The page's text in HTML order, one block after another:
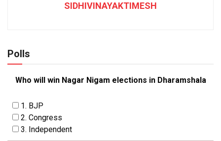
SIDHIVINAYAKTIMESH
Polls
Who will win Nagar Nigam elections in Dharamshala
1. BJP
2. Congress
3. Independent